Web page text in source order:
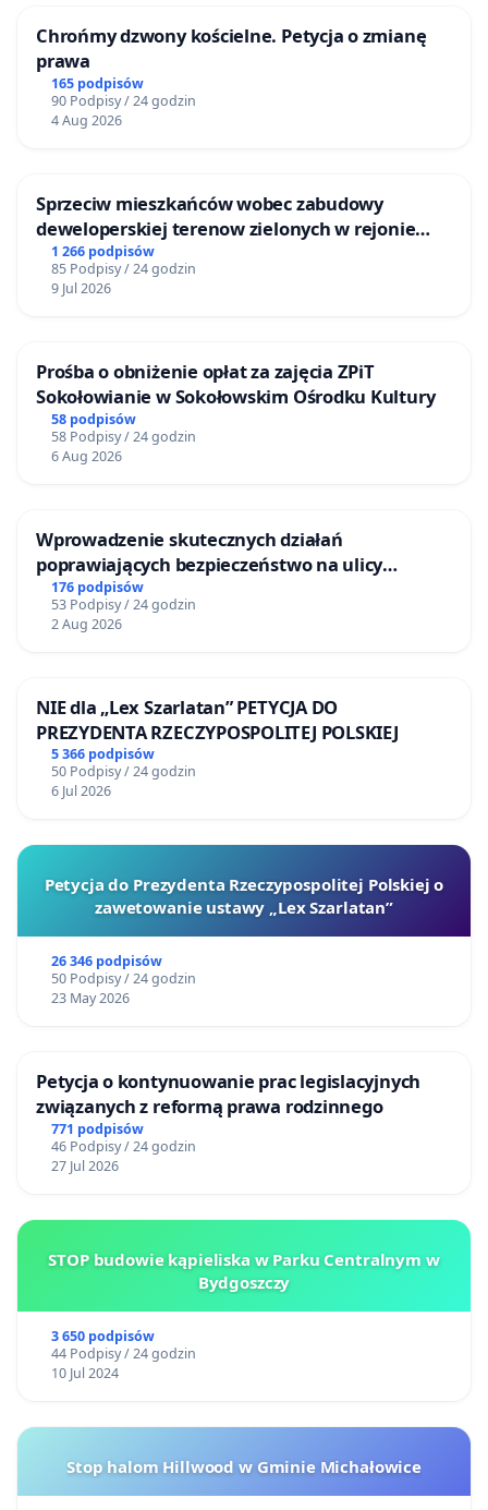
Chrońmy dzwony kościelne. Petycja o zmianę
prawa
165 podpisów
90 Podpisy / 24 godzin
4 Aug 2026
Sprzeciw mieszkańców wobec zabudowy
deweloperskiej terenow zielonych w rejonie
Bulwarów Straceńskich w Bielsku-Białej
1 266 podpisów
85 Podpisy / 24 godzin
9 Jul 2026
Prośba o obniżenie opłat za zajęcia ZPiT
Sokołowianie w Sokołowskim Ośrodku Kultury
58 podpisów
58 Podpisy / 24 godzin
6 Aug 2026
Wprowadzenie skutecznych działań
poprawiających bezpieczeństwo na ulicy
Żeromskiego w Otwocku
176 podpisów
53 Podpisy / 24 godzin
2 Aug 2026
NIE dla „Lex Szarlatan” PETYCJA DO
PREZYDENTA RZECZYPOSPOLITEJ POLSKIEJ
5 366 podpisów
50 Podpisy / 24 godzin
6 Jul 2026
Petycja do Prezydenta Rzeczypospolitej Polskiej o
zawetowanie ustawy „Lex Szarlatan”
26 346 podpisów
50 Podpisy / 24 godzin
23 May 2026
Petycja o kontynuowanie prac legislacyjnych
związanych z reformą prawa rodzinnego
771 podpisów
46 Podpisy / 24 godzin
27 Jul 2026
STOP budowie kąpieliska w Parku Centralnym w
Bydgoszczy
3 650 podpisów
44 Podpisy / 24 godzin
10 Jul 2024
Stop halom Hillwood w Gminie Michałowice